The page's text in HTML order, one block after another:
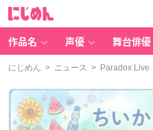
作品名 声優 舞台俳優
にじめん > ニュース > Paradox Live